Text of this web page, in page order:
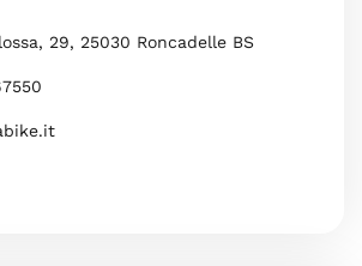
29, 25030 Roncadelle BS